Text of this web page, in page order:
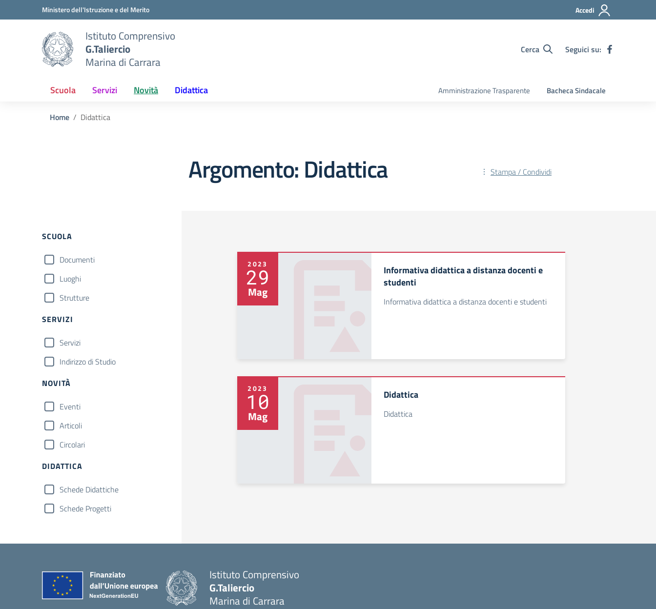
Vai ai contenuti
Vai al menu di navigazioneMinistero dell'Istruzione e del Merito Accedi
Istituto Comprensivo
G.Taliercio
Marina di Carrara
Cerca Seguici su:
Scuola Servizi Novità Didattica Amministrazione Trasparente Bacheca Sindacale
Home Didattica
Argomento: Didattica Stampa / Condividi
SCUOLA
Documenti
Luoghi
Strutture
SERVIZI
Servizi
Indirizzo di Studio
NOVITÀ
Eventi
Articoli
Circolari
DIDATTICA
Schede Didattiche
Schede Progetti
2023
29
Mag
Informativa didattica a distanza docenti e
studenti
Informativa didattica a distanza docenti e studenti
2023
10
Mag
Didattica
Didattica
Istituto Comprensivo
G.Taliercio
Marina di Carrara